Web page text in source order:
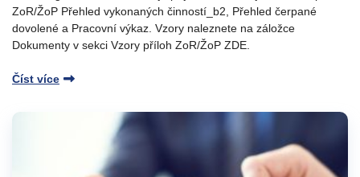
ZoR/ŽoP Přehled vykonaných činností_b2, Přehled čerpané
dovolené a Pracovní výkaz. Vzory naleznete na záložce
Dokumenty v sekci Vzory příloh ZoR/ŽoP ZDE.
Číst více